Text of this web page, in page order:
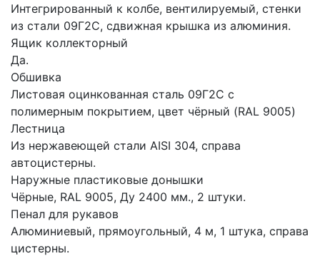
Интегрированный к колбе, вентилируемый, стенки
из стали 09Г2С, сдвижная крышка из алюминия.
Ящик коллекторный
Да.
Обшивка
Листовая оцинкованная сталь 09Г2С с
полимерным покрытием, цвет чёрный (RAL 9005)
Лестница
Из нержавеющей стали AISI 304, справа
автоцистерны.
Наружные пластиковые донышки
Чёрные, RAL 9005, Ду 2400 мм., 2 штуки.
Пенал для рукавов
Алюминиевый, прямоугольный, 4 м, 1 штука, справа
цистерны.